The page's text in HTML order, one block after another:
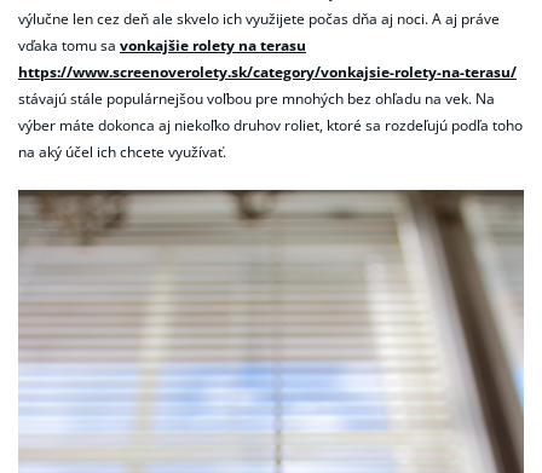
výlučne len cez deň ale skvelo ich využijete počas dňa aj noci. A aj práve
vďaka tomu sa vonkajšie rolety na terasu
https://www.screenoverolety.sk/category/vonkajsie-rolety-na-terasu/
stávajú stále populárnejšou voľbou pre mnohých bez ohľadu na vek. Na
výber máte dokonca aj niekoľko druhov roliet, ktoré sa rozdeľujú podľa toho
na aký účel ich chcete využívať.